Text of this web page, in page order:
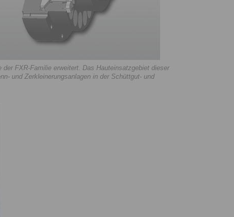
FXR-Familie erweitert. Das Hauteinsatzgebiet dieser
und Zerkleinerungsanlagen in der Schüttgut- und